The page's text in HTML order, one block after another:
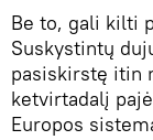
Be to, gali kilti
Suskystintų
pasiskirstę itin
ketvirtadalį
Europos